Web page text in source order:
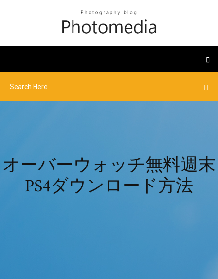
オーバーウォッチ無料週末
PS4ダウンロード方法